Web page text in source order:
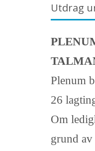
Utdrag
Plenum
26
Om
grund